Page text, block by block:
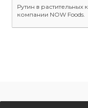
Рутин в растительных
компании NOW Foods.